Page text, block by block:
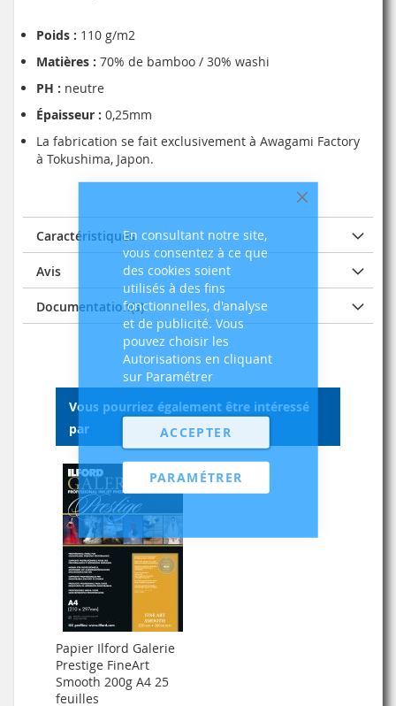
Fermer
En consultant notre site,
vous consentez à ce que
des cookies soient
utilisés à des fins
fonctionnelles, d'analyse
et de publicité. Vous
pouvez choisir les
Autorisations en cliquant
sur Paramétrer
ACCEPTER
PARAMÉTRER
Poids : 110 g/m2
Matières : 70% de bamboo / 30% washi
PH : neutre
Épaisseur : 0,25mm
La fabrication se fait exclusivement à Awagami Factory
à Tokushima, Japon.
Caractéristiques
Avis
Documentation(s)
Vous pourriez également être intéressé
par
Papier Ilford Galerie
Prestige FineArt
Smooth 200g A4 25
feuilles